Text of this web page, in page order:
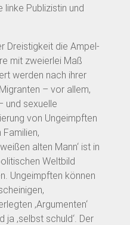
Publizistin und
Dreistigkeit die Ampel-
mit zweierlei Maß
werden nach ihrer
– vor allem,
und sexuelle
von Ungeimpften
alten Mann‘ ist in
Weltbild
Ungeimpften können
‚Argumenten‘
‚selbst schuld‘. Der